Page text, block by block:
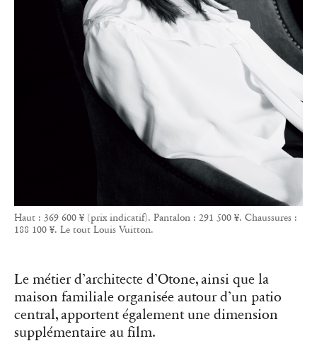
Haut : 369 600 ¥ (prix indicatif). Pantalon : 291 500 ¥. Chaussures :
188 100 ¥. Le tout Louis Vuitton.
Le métier d’architecte d’Otone, ainsi que la
maison familiale organisée autour d’un patio
central, apportent également une dimension
supplémentaire au film.